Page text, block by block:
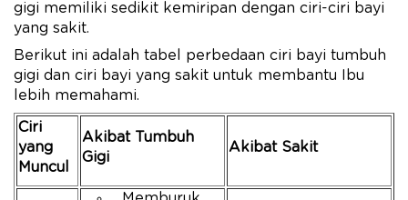
gigi memiliki sedikit kemiripan dengan ciri-ciri bayi
yang sakit.
Berikut ini adalah tabel perbedaan ciri bayi tumbuh
gigi dan ciri bayi yang sakit untuk membantu Ibu
lebih memahami.
Ciri
yang
Muncul
Akibat Tumbuh
Gigi
Akibat Sakit